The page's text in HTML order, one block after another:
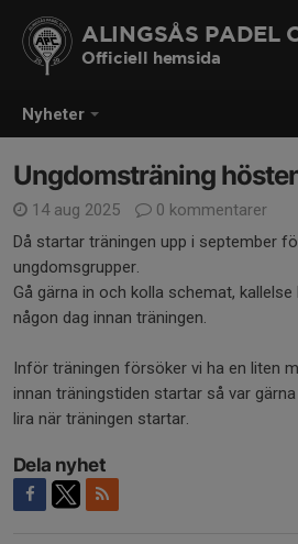
Nyheter
ALINGSÅS PADEL
Officiell hemsida
Ungdomsträning
14 aug 2025
0 kommentarer
Då startar träningen upp i september
ungdomsgrupper.
Gå gärna in och kolla schemat,
någon dag innan träningen.
Inför träningen försöker vi ha en liten
innan träningstiden startar så var
lira när träningen startar.
Dela nyhet